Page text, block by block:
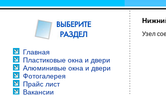
Главная
Пластиковые окна и двери
Алюминивые окна и двери
Фотогалерея
Прайс лист
Вакансии
Узел